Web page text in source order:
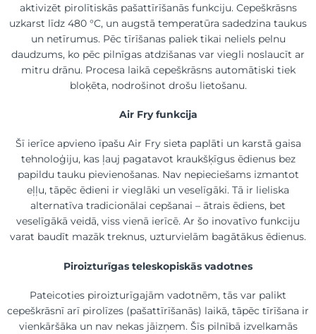
aktivizēt piro­lītiskās pašattīrīšanās funkciju. Cepeškrāsns
uzkarst līdz 480 °C, un augstā temperatūra sadedzina taukus
un netīrumus. Pēc tīrīšanas paliek tikai neliels pelnu
daudzums, ko pēc pilnīgas atdzišanas var viegli noslaucīt ar
mitru drānu. Procesa laikā cepeškrāsns automātiski tiek
bloķēta, nodrošinot drošu lietošanu.
Air Fry funkcija
Šī ierīce apvieno īpašu Air Fry sieta paplāti un karstā gaisa
tehnoloģiju, kas ļauj pagatavot kraukšķīgus ēdienus bez
papildu tauku pievienošanas. Nav nepieciešams izmantot
eļļu, tāpēc ēdieni ir vieglāki un veselīgāki. Tā ir lieliska
alternatīva tradicionālai cepšanai – ātrais ēdiens, bet
veselīgākā veidā, viss vienā ierīcē. Ar šo inovatīvo funkciju
varat baudīt mazāk trek­nus, uzturvielām bagātākus ēdienus.
Piroizturīgas teleskopiskās vadotnes
Pateicoties piroizturīgajām vadotnēm, tās var palikt
cepeškrāsnī arī piro­līzes (pašattīrīšanās) laikā, tāpēc tīrīšana ir
vienkāršāka un nav nekas jāizņem. Šīs pilnībā izvelkamās